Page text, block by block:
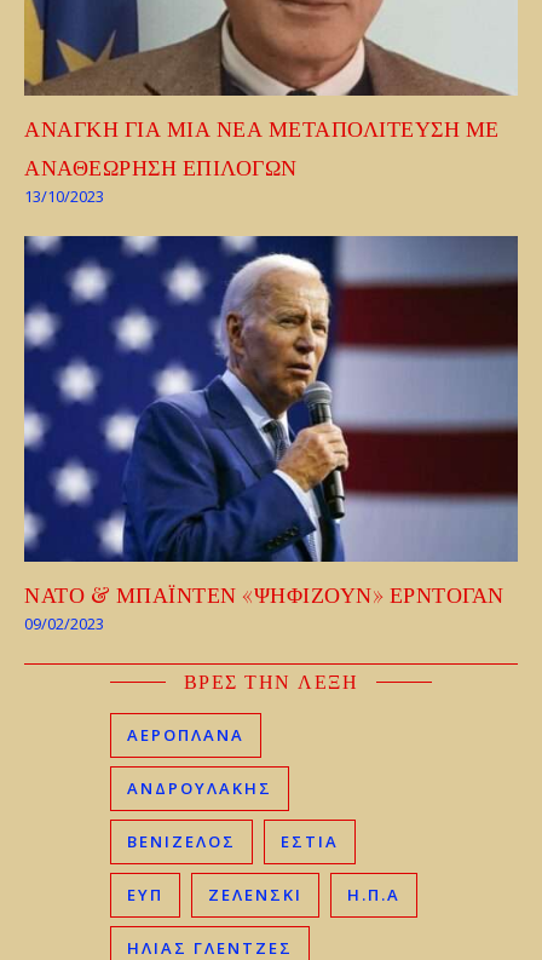
ΑΝΑΓΚΗ ΓΙΑ ΜΙΑ ΝΕΑ ΜΕΤΑΠΟΛΙΤΕΥΣΗ ΜΕ
ΑΝΑΘΕΩΡΗΣΗ ΕΠΙΛΟΓΩΝ
13/10/2023
ΝΑΤΟ & ΜΠΑΪΝΤΕΝ «ΨΗΦΙΖΟΥΝ» ΕΡΝΤΟΓΑΝ
09/02/2023
ΒΡΕΣ ΤΗΝ ΛΕΞΗ
ΑΕΡΟΠΛΑΝΑ
ΑΝΔΡΟΥΛΑΚΗΣ
ΒΕΝΙΖΈΛΟΣ ΕΣΤΙΑ
ΕΥΠ ΖΕΛΕΝΣΚΙ Η.Π.Α
ΗΛΊΑΣ ΓΛΕΝΤΖΈΣ